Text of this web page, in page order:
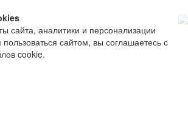
сайта, аналитики и персонализации
сайтом, вы соглашаетесь с
cookie.